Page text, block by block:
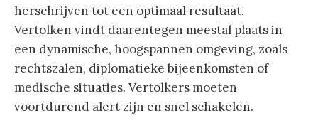
herschrijven tot een optimaal resultaat.
Vertolken vindt daarentegen meestal plaats in
een dynamische, hoogspannen omgeving, zoals
rechtszalen, diplomatieke bijeenkomsten of
medische situaties. Vertolkers moeten
voortdurend alert zijn en snel schakelen.